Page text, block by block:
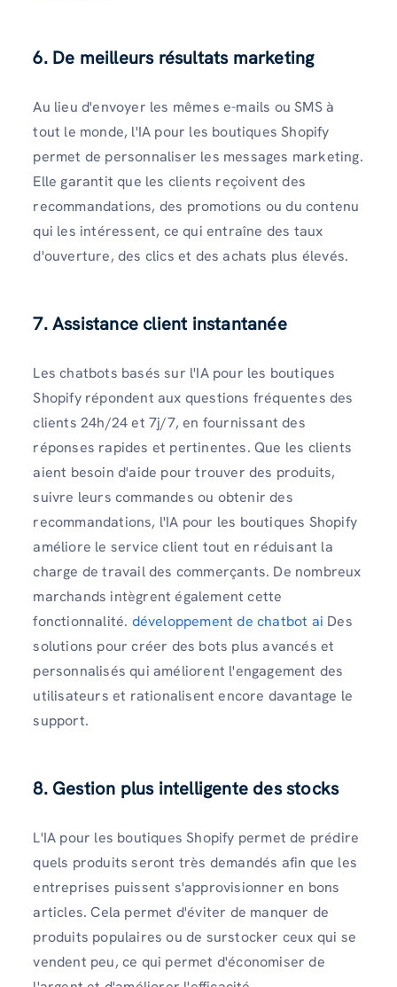
6. De meilleurs résultats marketing
Au lieu d'envoyer les mêmes e-mails ou SMS à
tout le monde, l'IA pour les boutiques Shopify
permet de personnaliser les messages marketing.
Elle garantit que les clients reçoivent des
recommandations, des promotions ou du contenu
qui les intéressent, ce qui entraîne des taux
d'ouverture, des clics et des achats plus élevés.
7. Assistance client instantanée
Les chatbots basés sur l'IA pour les boutiques
Shopify répondent aux questions fréquentes des
clients 24h/24 et 7j/7, en fournissant des
réponses rapides et pertinentes. Que les clients
aient besoin d'aide pour trouver des produits,
suivre leurs commandes ou obtenir des
recommandations, l'IA pour les boutiques Shopify
améliore le service client tout en réduisant la
charge de travail des commerçants. De nombreux
marchands intègrent également cette
fonctionnalité. développement de chatbot ai Des
solutions pour créer des bots plus avancés et
personnalisés qui améliorent l'engagement des
utilisateurs et rationalisent encore davantage le
support.
8. Gestion plus intelligente des stocks
L'IA pour les boutiques Shopify permet de prédire
quels produits seront très demandés afin que les
entreprises puissent s'approvisionner en bons
articles. Cela permet d'éviter de manquer de
produits populaires ou de surstocker ceux qui se
vendent peu, ce qui permet d'économiser de